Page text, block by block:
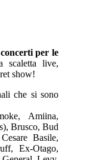
per le
scaletta live,
show!
che si sono
Amiina,
Brusco, Bud
Basile,
Ex-Otago,